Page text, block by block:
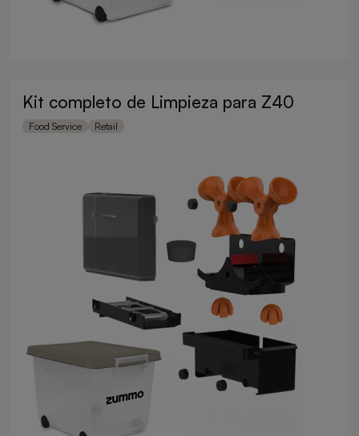
Kit completo de Limpieza para Z40
Food Service Retail